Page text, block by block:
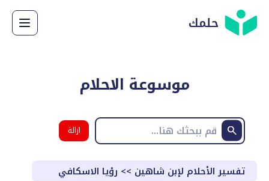
حلمك
موسوعة الاحلام
ازالة
البحث
تفسير الأحلام لإبن شاهين >> رؤيا الاسكافي